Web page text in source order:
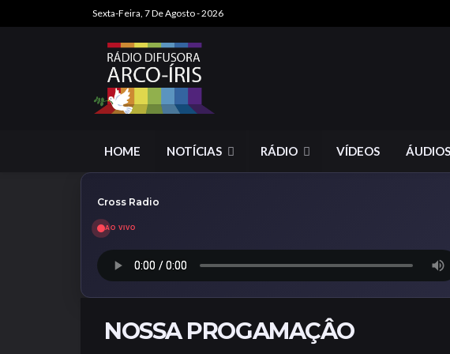
Sexta-Feira, 7 De Agosto - 2026
HOME NOTÍCIAS RÁDIO VÍDEOS ÁUDIOS
Cross Radio
AO VIVO
NOSSA PROGAMAÇÂO